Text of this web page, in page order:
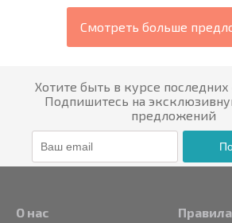
Смотреть больше
Хотите быть в курсе
Подпишитесь на
предложений
О нас